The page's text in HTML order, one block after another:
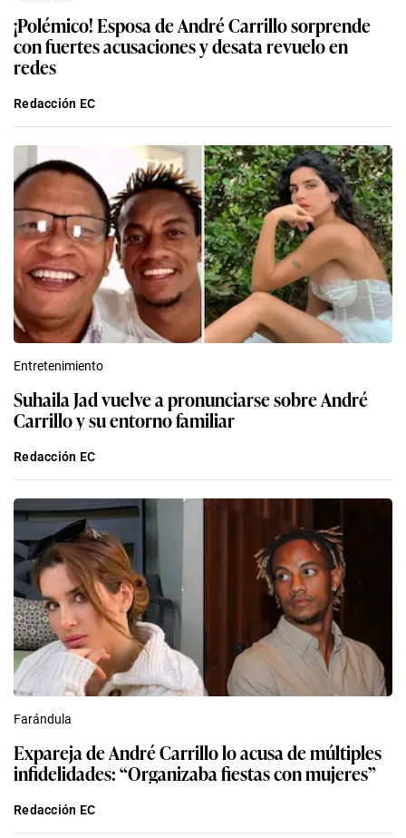
¡Polémico! Esposa de André Carrillo sorprende
con fuertes acusaciones y desata revuelo en
redes
Redacción EC
Entretenimiento
Suhaila Jad vuelve a pronunciarse sobre André
Carrillo y su entorno familiar
Redacción EC
Farándula
Expareja de André Carrillo lo acusa de múltiples
infidelidades: “Organizaba fiestas con mujeres”
Redacción EC